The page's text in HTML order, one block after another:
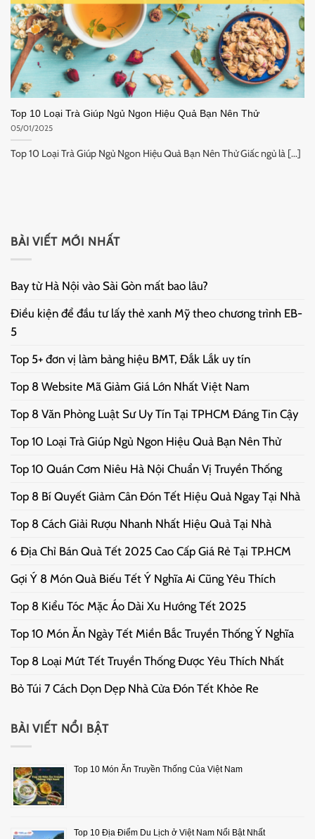
Top 10 Loại Trà Giúp Ngủ Ngon Hiệu Quả Bạn Nên Thử
05/01/2025
Top 10 Loại Trà Giúp Ngủ Ngon Hiệu Quả Bạn Nên Thử Giấc ngủ là [...]
BÀI VIẾT MỚI NHẤT
Bay từ Hà Nội vào Sài Gòn mất bao lâu?
Điều kiện để đầu tư lấy thẻ xanh Mỹ theo chương trình EB-
5
Top 5+ đơn vị làm bảng hiệu BMT, Đắk Lắk uy tín
Top 8 Website Mã Giảm Giá Lớn Nhất Việt Nam
Top 8 Văn Phòng Luật Sư Uy Tín Tại TPHCM Đáng Tin Cậy
Top 10 Loại Trà Giúp Ngủ Ngon Hiệu Quả Bạn Nên Thử
Top 10 Quán Cơm Niêu Hà Nội Chuẩn Vị Truyền Thống
Top 8 Bí Quyết Giảm Cân Đón Tết Hiệu Quả Ngay Tại Nhà
Top 8 Cách Giải Rượu Nhanh Nhất Hiệu Quả Tại Nhà
6 Địa Chỉ Bán Quà Tết 2025 Cao Cấp Giá Rẻ Tại TP.HCM
Gợi Ý 8 Món Quà Biếu Tết Ý Nghĩa Ai Cũng Yêu Thích
Top 8 Kiểu Tóc Mặc Áo Dài Xu Hướng Tết 2025
Top 10 Món Ăn Ngày Tết Miền Bắc Truyền Thống Ý Nghĩa
Top 8 Loại Mứt Tết Truyền Thống Được Yêu Thích Nhất
Bỏ Túi 7 Cách Dọn Dẹp Nhà Cửa Đón Tết Khỏe Re
BÀI VIẾT NỔI BẬT
Top 10 Món Ăn Truyền Thống Của Việt Nam
Top 10 Địa Điểm Du Lịch ở Việt Nam Nổi Bật Nhất